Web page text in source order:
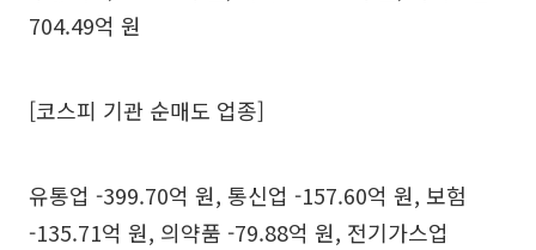
704.49억 원
[코스피 기관 순매도 업종]
유통업 -399.70억 원, 통신업 -157.60억 원, 보험
-135.71억 원, 의약품 -79.88억 원, 전기가스업